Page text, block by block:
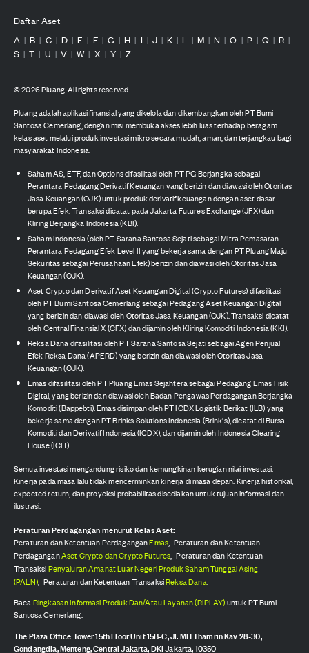
Daftar Aset
A | B | C | D | E | F | G | H | I | J | K | L | M | N | O | P | Q | R |
S | T | U | V | W | X | Y | Z
©2026Pluang. All rights reserved.
Pluang adalah aplikasi finansial yang dikelola dan dikembangkan oleh PT Bumi
Santosa Cemerlang, dengan misi membuka akses lebih luas terhadap beragam
kelas aset melalui produk investasi mikro secara mudah, aman, dan terjangkau bagi
masyarakat Indonesia.
Saham AS, ETF, dan Options difasilitasi oleh PT PG Berjangka sebagai
Perantara Pedagang Derivatif Keuangan yang berizin dan diawasi oleh Otoritas
Jasa Keuangan (OJK) untuk produk derivatif keuangan dengan aset dasar
berupa Efek. Transaksi dicatat pada Jakarta Futures Exchange (JFX) dan
Kliring Berjangka Indonesia (KBI).
Saham Indonesia (oleh PT Sarana Santosa Sejati sebagai Mitra Pemasaran
Perantara Pedagang Efek Level II yang bekerja sama dengan PT Pluang Maju
Sekuritas sebagai Perusahaan Efek) berizin dan diawasi oleh Otoritas Jasa
Keuangan (OJK).
Aset Crypto dan Derivatif Aset Keuangan Digital (Crypto Futures) difasilitasi
oleh PT Bumi Santosa Cemerlang sebagai Pedagang Aset Keuangan Digital
yang berizin dan diawasi oleh Otoritas Jasa Keuangan (OJK). Transaksi dicatat
oleh Central Finansial X (CFX) dan dijamin oleh Kliring Komoditi Indonesia (KKI).
Reksa Dana difasilitasi oleh PT Sarana Santosa Sejati sebagai Agen Penjual
Efek Reksa Dana (APERD) yang berizin dan diawasi oleh Otoritas Jasa
Keuangan (OJK).
Emas difasilitasi oleh PT Pluang Emas Sejahtera sebagai Pedagang Emas Fisik
Digital, yang berizin dan diawasi oleh Badan Pengawas Perdagangan Berjangka
Komoditi (Bappebti). Emas disimpan oleh PT ICDX Logistik Berikat (ILB) yang
bekerja sama dengan PT Brinks Solutions Indonesia (Brink's), dicatat di Bursa
Komoditi dan Derivatif Indonesia (ICDX), dan dijamin oleh Indonesia Clearing
House (ICH).
Semua investasi mengandung risiko dan kemungkinan kerugian nilai investasi.
Kinerja pada masa lalu tidak mencerminkan kinerja di masa depan. Kinerja historikal,
expected return, dan proyeksi probabilitas disediakan untuk tujuan informasi dan
ilustrasi.
Peraturan Perdagangan menurut Kelas Aset:
Peraturan dan Ketentuan PerdaganganEmas, Peraturan dan Ketentuan
PerdaganganAset Crypto dan Crypto Futures, Peraturan dan Ketentuan
TransaksiPenyaluran Amanat Luar Negeri Produk Saham Tunggal Asing
(PALN), Peraturan dan Ketentuan TransaksiReksa Dana.
BacaRingkasan Informasi Produk Dan/Atau Layanan (RIPLAY)untuk PT Bumi
Santosa Cemerlang.
The Plaza Office Tower 15th Floor Unit 15B-C, Jl. MH Thamrin Kav 28-30,
Gondangdia, Menteng, Central Jakarta, DKI Jakarta, 10350